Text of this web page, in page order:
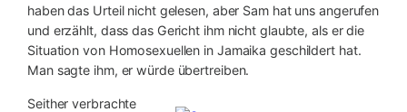
haben das Urteil nicht gelesen, aber Sam hat uns angerufen
und erzählt, dass das Gericht ihm nicht glaubte, als er die
Situation von Homosexuellen in Jamaika geschildert hat.
Man sagte ihm, er würde übertreiben.
Seither verbrachte